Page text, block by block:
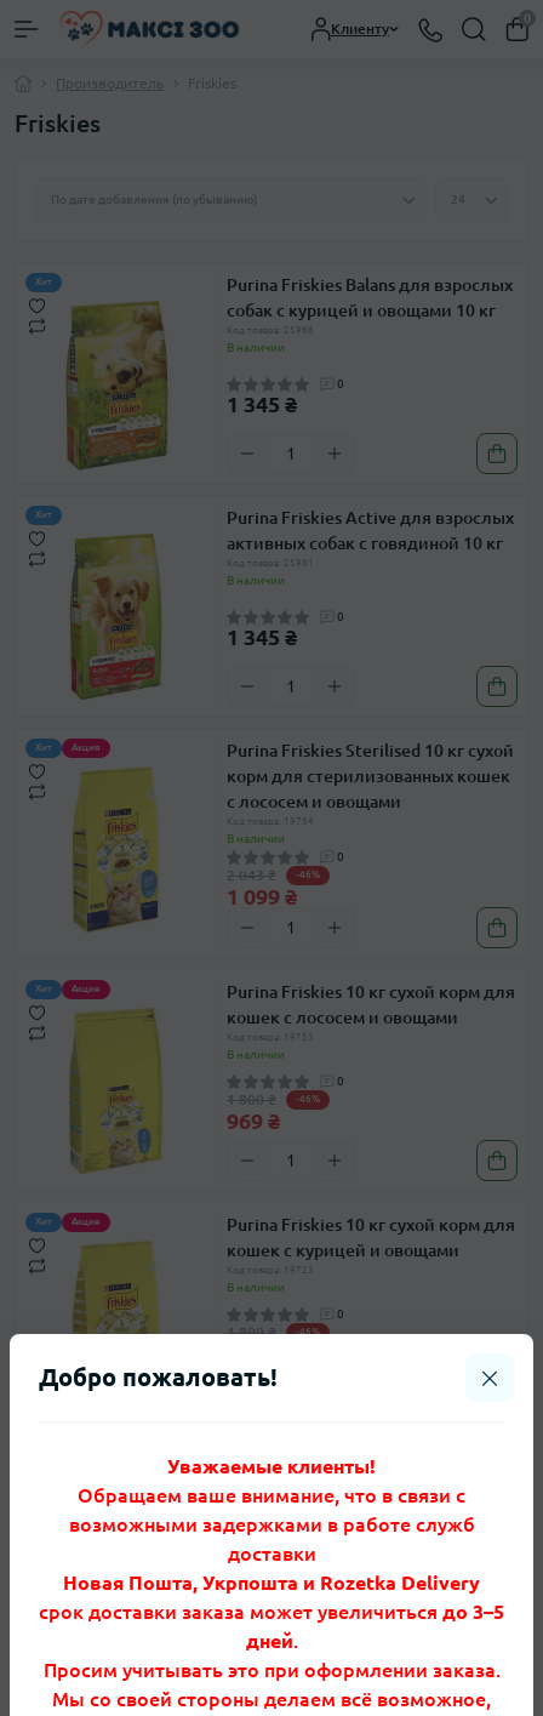
Клиенту
0
Производитель Friskies
Friskies
Хит
Purina Friskies Balans для взрослых
собак с курицей и овощами 10 кг
Код товара: 25986
В наличии
0
1 345 ₴
Хит
Purina Friskies Active для взрослых
активных собак с говядиной 10 кг
Код товара: 25981
В наличии
0
1 345 ₴
Хит Акция
Purina Friskies Sterilised 10 кг сухой
корм для стерилизованных кошек
с лососем и овощами
Код товара: 19754
В наличии
0
2 043 ₴ -46%
1 099 ₴
Хит Акция
Purina Friskies 10 кг сухой корм для
кошек с лососем и овощами
Код товара: 19753
В наличии
0
1 800 ₴ -46%
969 ₴
Хит Акция
Purina Friskies 10 кг сухой корм для
кошек с курицей и овощами
Код товара: 19723
В наличии
0
1 800 ₴ -46%
Purina Friskies 10 кг сухой корм для
овощами
Код товара: 19722
1 800 ₴ -46%
969 ₴
Добро пожаловать!
Уважаемые клиенты!
Обращаем ваше внимание, что в связи с
возможными задержками в работе служб
доставки
Новая Пошта, Укрпошта и Rozetka Delivery
срок доставки заказа может увеличиться до 3–5
дней.
Просим учитывать это при оформлении заказа.
Мы со своей стороны делаем всё возможное,